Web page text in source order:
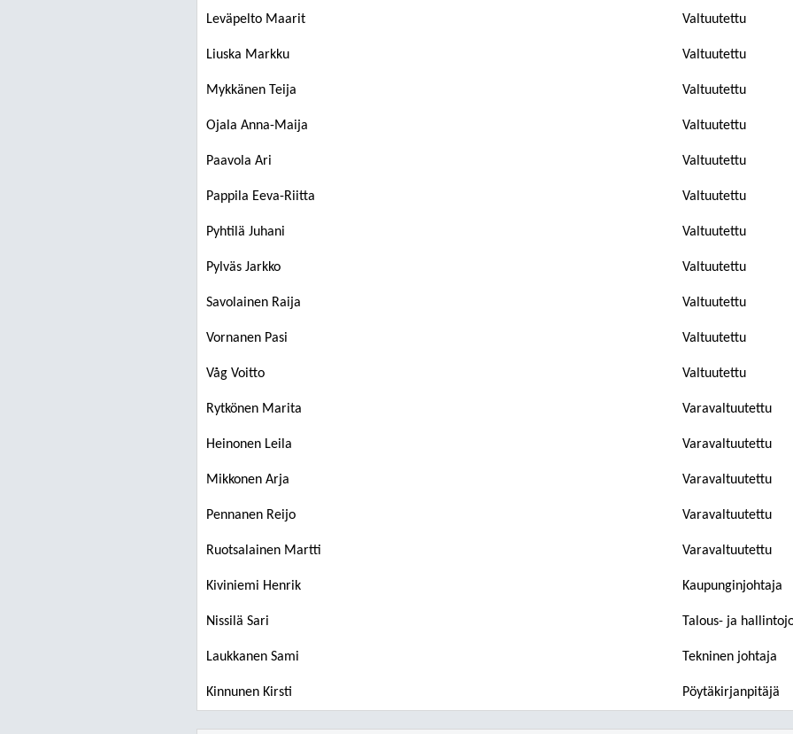
Leväpelto Maarit Valtuutettu
Liuska Markku Valtuutettu
Mykkänen Teija Valtuutettu
Ojala Anna-Maija Valtuutettu
Paavola Ari Valtuutettu
Pappila Eeva-Riitta Valtuutettu
Pyhtilä Juhani Valtuutettu
Pylväs Jarkko Valtuutettu
Savolainen Raija Valtuutettu
Vornanen Pasi Valtuutettu
Våg Voitto Valtuutettu
Rytkönen Marita Varavaltuutettu
Heinonen Leila Varavaltuutettu
Mikkonen Arja Varavaltuutettu
Pennanen Reijo Varavaltuutettu
Ruotsalainen Martti Varavaltuutettu
Kiviniemi Henrik Kaupunginjohtaja
Nissilä Sari Talous- ja
Laukkanen Sami Tekninen johtaja
Kinnunen Kirsti Pöytäkirjanpitäjä